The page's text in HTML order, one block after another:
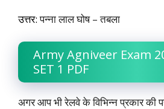
उत्तर:पन्ना लाल घोष – तबला
Army Agniveer Exam
SET 1 PDF
अगर आप भी रेलवे के विभिन्न प्रकार की